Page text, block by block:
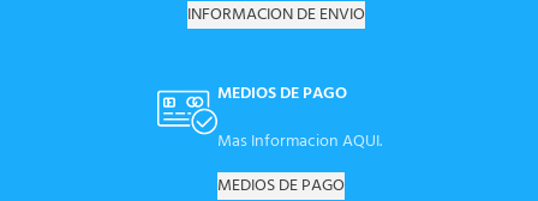
INFORMACION DE ENVIO
MEDIOS DE PAGO
Mas Informacion AQUI.
MEDIOS DE PAGO